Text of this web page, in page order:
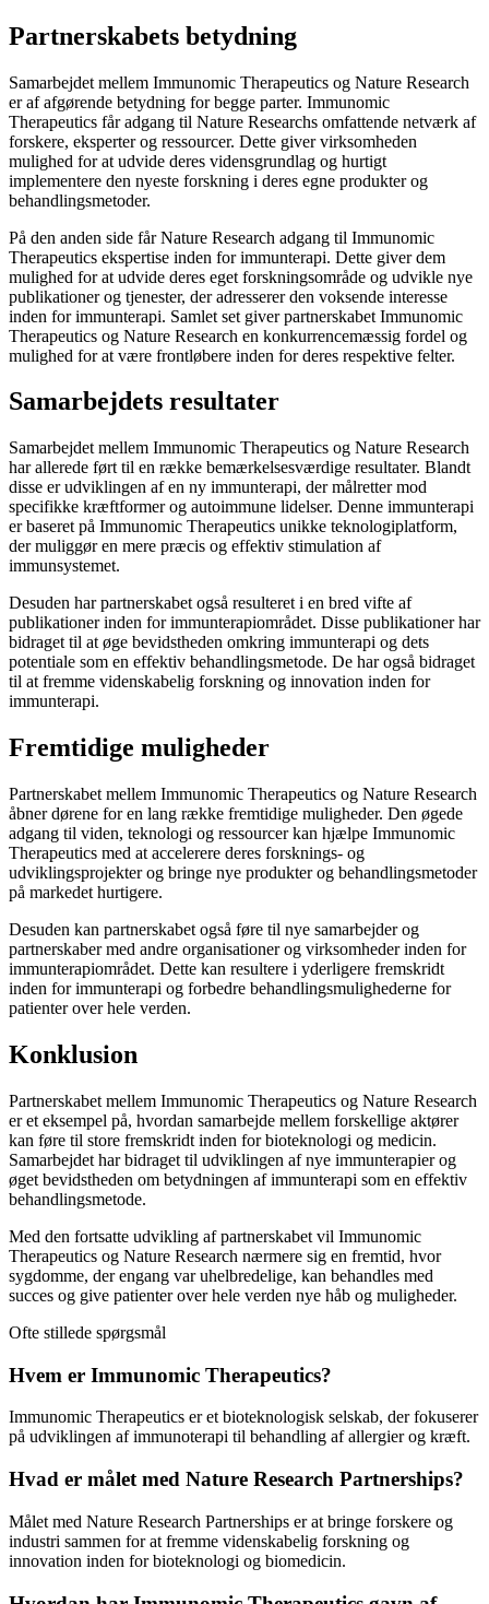
Partnerskabets betydning
Samarbejdet mellem Immunomic Therapeutics og Nature Research
er af afgørende betydning for begge parter. Immunomic
Therapeutics får adgang til Nature Researchs omfattende netværk af
forskere, eksperter og ressourcer. Dette giver virksomheden
mulighed for at udvide deres vidensgrundlag og hurtigt
implementere den nyeste forskning i deres egne produkter og
behandlingsmetoder.
På den anden side får Nature Research adgang til Immunomic
Therapeutics ekspertise inden for immunterapi. Dette giver dem
mulighed for at udvide deres eget forskningsområde og udvikle nye
publikationer og tjenester, der adresserer den voksende interesse
inden for immunterapi. Samlet set giver partnerskabet Immunomic
Therapeutics og Nature Research en konkurrencemæssig fordel og
mulighed for at være frontløbere inden for deres respektive felter.
Samarbejdets resultater
Samarbejdet mellem Immunomic Therapeutics og Nature Research
har allerede ført til en række bemærkelsesværdige resultater. Blandt
disse er udviklingen af ​​en ny immunterapi, der målretter mod
specifikke kræftformer og autoimmune lidelser. Denne immunterapi
er baseret på Immunomic Therapeutics unikke teknologiplatform,
der muliggør en mere præcis og effektiv stimulation af
immunsystemet.
Desuden har partnerskabet også resulteret i en bred vifte af
publikationer inden for immunterapiområdet. Disse publikationer har
bidraget til at øge bevidstheden omkring immunterapi og dets
potentiale som en effektiv behandlingsmetode. De har også bidraget
til at fremme videnskabelig forskning og innovation inden for
immunterapi.
Fremtidige muligheder
Partnerskabet mellem Immunomic Therapeutics og Nature Research
åbner dørene for en lang række fremtidige muligheder. Den øgede
adgang til viden, teknologi og ressourcer kan hjælpe Immunomic
Therapeutics med at accelerere deres forsknings- og
udviklingsprojekter og bringe nye produkter og behandlingsmetoder
på markedet hurtigere.
Desuden kan partnerskabet også føre til nye samarbejder og
partnerskaber med andre organisationer og virksomheder inden for
immunterapiområdet. Dette kan resultere i yderligere fremskridt
inden for immunterapi og forbedre behandlingsmulighederne for
patienter over hele verden.
Konklusion
Partnerskabet mellem Immunomic Therapeutics og Nature Research
er et eksempel på, hvordan samarbejde mellem forskellige aktører
kan føre til store fremskridt inden for bioteknologi og medicin.
Samarbejdet har bidraget til udviklingen af ​​nye immunterapier og
øget bevidstheden om betydningen af ​​immunterapi som en effektiv
behandlingsmetode.
Med den fortsatte udvikling af partnerskabet vil Immunomic
Therapeutics og Nature Research nærmere sig en fremtid, hvor
sygdomme, der engang var uhelbredelige, kan behandles med
succes og give patienter over hele verden nye håb og muligheder.
Ofte stillede spørgsmål
Hvem er Immunomic Therapeutics?
Immunomic Therapeutics er et bioteknologisk selskab, der fokuserer
på udviklingen af ​​immunoterapi til behandling af allergier og kræft.
Hvad er målet med Nature Research Partnerships?
Målet med Nature Research Partnerships er at bringe forskere og
industri sammen for at fremme videnskabelig forskning og
innovation inden for bioteknologi og biomedicin.